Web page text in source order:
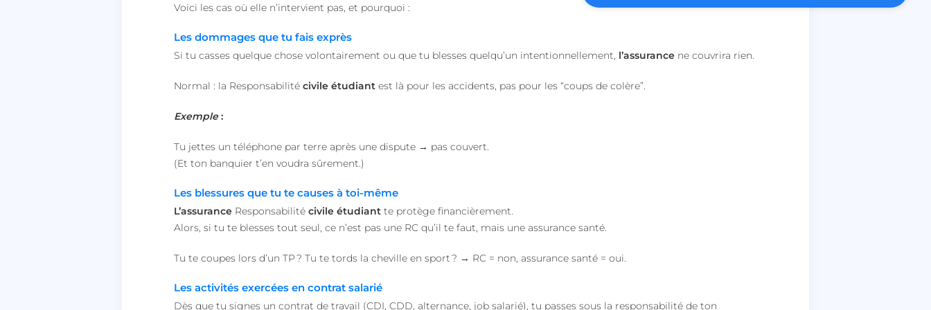
Voici les cas où elle n’intervient pas, et pourquoi :
Les dommages que tu fais exprès
Si tu casses quelque chose volontairement ou que tu blesses quelqu’un intentionnellement, l’assurance ne couvrira rien.
Normal : la Responsabilité civile étudiant est là pour les accidents, pas pour les “coups de colère”.
Exemple:
Tu jettes un téléphone par terre après une dispute → pas couvert.
(Et ton banquier t’en voudra sûrement.)
Les blessures que tu te causes à toi-même
L’assurance Responsabilité civile étudiant te protège financièrement.
Alors, si tu te blesses tout seul, ce n’est pas une RC qu’il te faut, mais une assurance santé.
Tu te coupes lors d’un TP ? Tu te tords la cheville en sport ? → RC = non, assurance santé = oui.
Les activités exercées en contrat salarié
Dès que tu signes un contrat de travail (CDI, CDD, alternance, job salarié), tu passes sous la responsabilité de ton
falsification de requêtes intersites.
.accounts.livechatinc.com
.heyme.care
Cookie-Script.com fonctionne
VISITOR_PRIVACY_METADATA
YouTube
.youtube.com
5 mois 4
semaines
Ce cookie est utilisé pour stocker le
diverses politiques et paramètres de